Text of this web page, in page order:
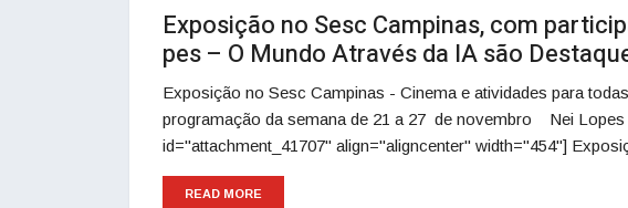
Exposição no Sesc Campinas, com
pes – O Mundo Através da IA são
Exposição no Sesc Campinas - Cinema e atividades para
programação da semana de 21 a 27 de novembro Nei Lopes
id="attachment_41707" align="aligncenter" width="454"]
READ MORE